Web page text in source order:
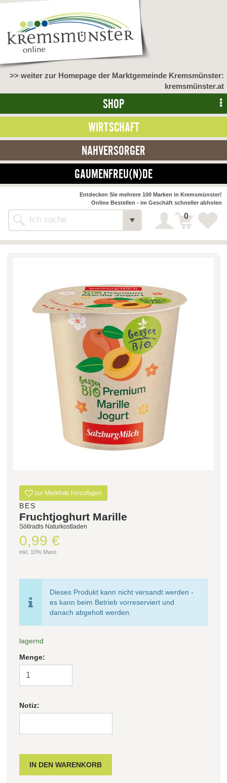
>> weiter zur Homepage der Marktgemeinde Kremsmünster:
kremsmünster.at
SHOP
WIRTSCHAFT
NAHVERSORGER
GAUMENFREU(N)DE
Alle Webseiten
Entdecken Sie mehrere 100 Marken in Kremsmünster!
Online Bestellen - im Geschäft schneller abholen
0
NAHVERSORGER
>> Bauernmarkt << Detail
Bäckerei-Konditorei-Café
Fleischerei Hüthmayr Detail
Hofladen Hoffelner Detail
Kuglbauer - Familie Bischof Detail
La Toscana Anita Wolf e.U. Detail
Söllradls Naturkostladen Detail
Stiftsgärtnerei Detail
Weinkellerei Stift
Kremsmünster
Detail
KATEGORIE
zur Merkliste hinzufügen
BES
Fruchtjoghurt Marille
Söllradls Naturkostladen
0,99 €
inkl. 10% Mwst.
Dieses Produkt kann nicht versandt werden -
es kann beim Betrieb vorreserviert und
danach abgeholt werden.
lagernd
Menge:
Notiz: